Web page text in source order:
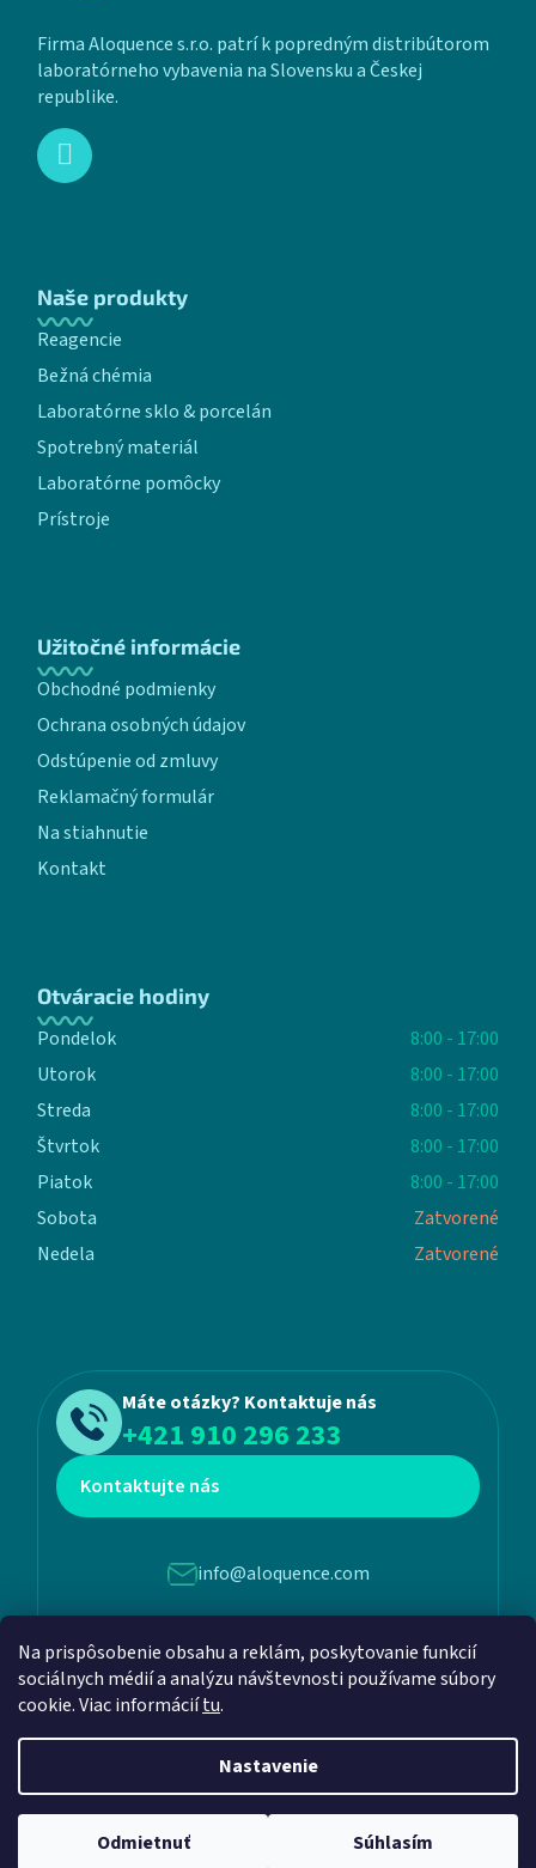
Na prispôsobenie obsahu a reklám, poskytovanie funkcií
sociálnych médií a analýzu návštevnosti používame súbory
cookie. Viac informáciítu.
Nastavenie
Odmietnuť Súhlasím
Firma Aloquence s.r.o. patrí k popredným distribútorom
laboratórneho vybavenia na Slovensku a Českej
republike.
Naše produkty
Reagencie
Bežná chémia
Laboratórne sklo & porcelán
Spotrebný materiál
Laboratórne pomôcky
Prístroje
Užitočné informácie
Obchodné podmienky
Ochrana osobných údajov
Odstúpenie od zmluvy
Reklamačný formulár
Na stiahnutie
Kontakt
Otváracie hodiny
Pondelok
8:00 - 17:00
Utorok
8:00 - 17:00
Streda
8:00 - 17:00
Štvrtok
8:00 - 17:00
Piatok
8:00 - 17:00
Sobota
Zatvorené
Nedela
Zatvorené
Máte otázky? Kontaktuje nás
+421 910 296 233
Kontaktujte nás
info@aloquence.com
Martina Benku 6, 952 01, Vráble
Vytvoril Shoptet a
Adatelier
Copyright 2026Aloquence
. Všetky práva vyhradené.